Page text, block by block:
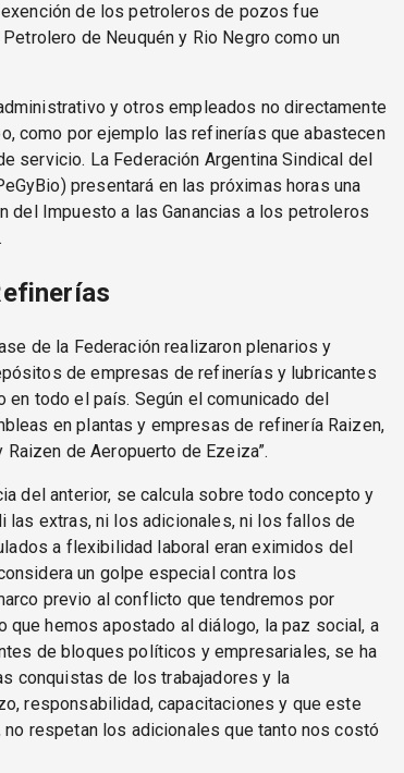
de los petroleros de pozos fue
de Neuquén y Rio Negro como un
y otros empleados no directamente
como por ejemplo las refinerías que abastecen
servicio. La Federación Argentina Sindical del
presentará en las próximas horas una
del Impuesto a las Ganancias a los petroleros
de la Federación realizaron plenarios y
de empresas de refinerías y lubricantes
en todo el país. Según el comunicado del
en plantas y empresas de refinería Raizen,
de Aeropuerto de Ezeiza”.
del anterior, se calcula sobre todo concepto y
las extras, ni los adicionales, ni los fallos de
a flexibilidad laboral eran eximidos del
un golpe especial contra los
previo al conflicto que tendremos por
hemos apostado al diálogo, la paz social, a
de bloques políticos y empresariales, se ha
conquistas de los trabajadores y la
responsabilidad, capacitaciones y que este
respetan los adicionales que tanto nos costó